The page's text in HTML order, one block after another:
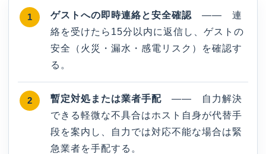
ゲストへの即時連絡と安全確認 —— 連
絡を受けたら15分以内に返信し、ゲストの
安全（火災・漏水・感電リスク）を確認す
る。
暫定対処または業者手配 —— 自力解決
できる軽微な不具合はホスト自身が代替手
段を案内し、自力では対応不能な場合は緊
急業者を手配する。